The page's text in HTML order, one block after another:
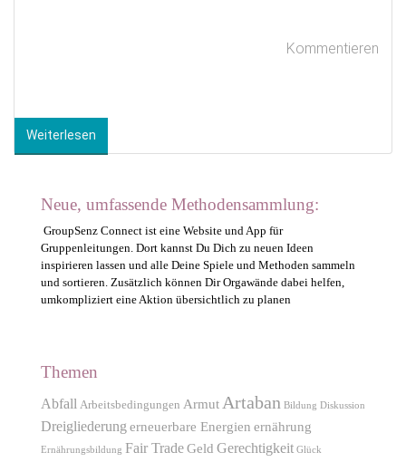
Kommentieren
Weiterlesen
Neue, umfassende Methodensammlung:
GroupSenz Connect ist eine Website und App für
Gruppenleitungen. Dort kannst Du Dich zu neuen Ideen
inspirieren lassen und alle Deine Spiele und Methoden sammeln
und sortieren. Zusätzlich können Dir Orgawände dabei helfen,
umkompliziert eine Aktion übersichtlich zu planen
Themen
Abfall Arbeitsbedingungen Armut Artaban Bildung Diskussion
Dreigliederung erneuerbare Energien ernährung
Ernährungsbildung Fair TradeGeld Gerechtigkeit Glück